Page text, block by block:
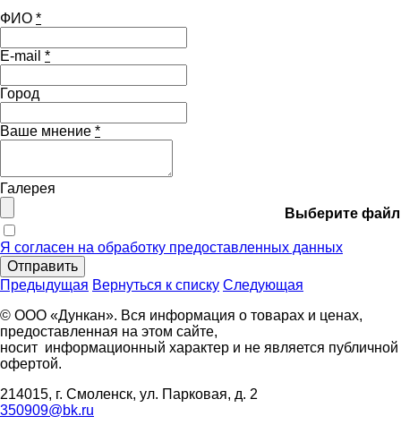
ФИО *
E-mail *
Город
Ваше мнение *
Галерея
Выберите файл
Я согласен на обработку предоставленных данных
Отправить
Предыдущая Вернуться к списку Следующая
© ООО «Дункан». Вся информация о товарах и ценах,
предоставленная на этом сайте,
носит информационный характер и не является публичной
офертой.
214015, г. Смоленск, ул. Парковая, д. 2
350909@bk.ru